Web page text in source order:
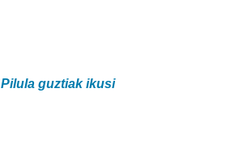
Pilula guztiak ikusi